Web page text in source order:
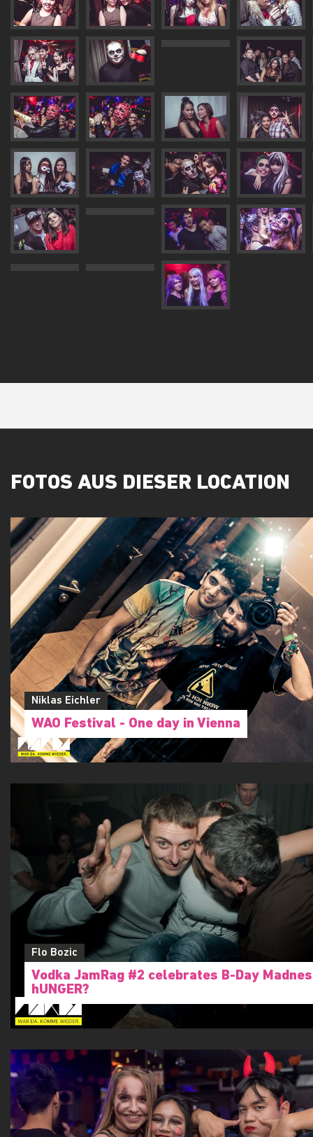
FOTOS AUS DIESER LOCATION
Niklas Eichler
WAO Festival - One day in Vienna
Flo Bozic
Vodka JamRag #2 celebrates B-Day
hUNGER?